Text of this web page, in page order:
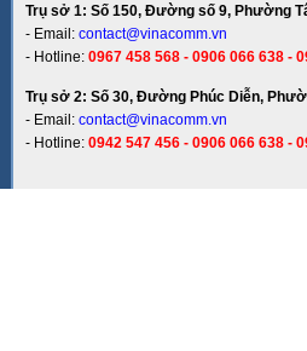
Trụ sở 1: Số 150, Đường số 9, Phường
- Email: contact@vinacomm.vn
- Hotline: 0967 458 568 - 0906 066 638 -
Trụ sở 2: Số 30, Đường Phúc Diễn,
- Email: contact@vinacomm.vn
- Hotline: 0942 547 456 - 0906 066 638 -